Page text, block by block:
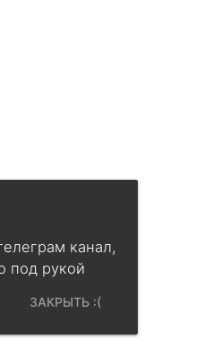
канал,
под рукой
ЗАКРЫТЬ :(